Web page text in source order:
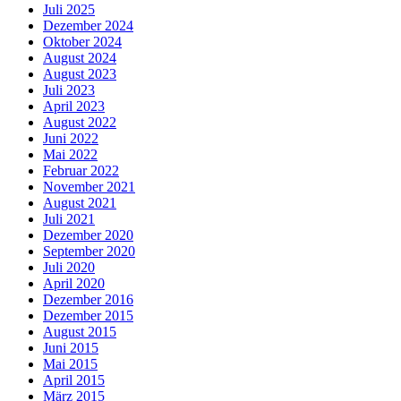
Juli 2025
Dezember 2024
Oktober 2024
August 2024
August 2023
Juli 2023
April 2023
August 2022
Juni 2022
Mai 2022
Februar 2022
November 2021
August 2021
Juli 2021
Dezember 2020
September 2020
Juli 2020
April 2020
Dezember 2016
Dezember 2015
August 2015
Juni 2015
Mai 2015
April 2015
März 2015